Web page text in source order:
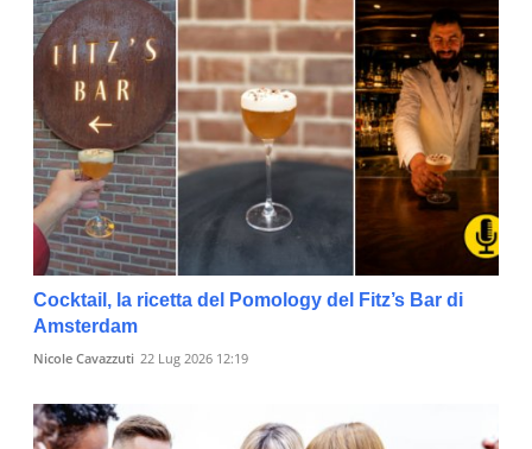
Cocktail, la ricetta del Pomology del Fitz’s Bar di
Amsterdam
Nicole Cavazzuti 22 Lug 2026 12:19